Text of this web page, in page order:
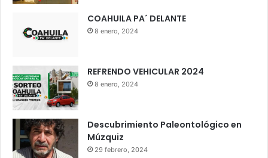
COAHUILA PA´ DELANTE
8 enero, 2024
REFRENDO VEHICULAR 2024
8 enero, 2024
Descubrimiento Paleontológico en
Múzquiz
29 febrero, 2024